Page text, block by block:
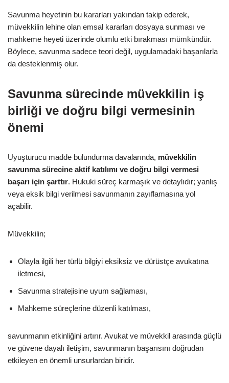
Savunma heyetinin bu kararları yakından takip ederek,
müvekkilin lehine olan emsal kararları dosyaya sunması ve
mahkeme heyeti üzerinde olumlu etki bırakması mümkündür.
Böylece, savunma sadece teori değil, uygulamadaki başarılarla
da desteklenmiş olur.
Savunma sürecinde müvekkilin iş
birliği ve doğru bilgi vermesinin
önemi
Uyuşturucu madde bulundurma davalarında, müvekkilin
savunma sürecine aktif katılımı ve doğru bilgi vermesi
başarı için şarttır. Hukuki süreç karmaşık ve detaylıdır; yanlış
veya eksik bilgi verilmesi savunmanın zayıflamasına yol
açabilir.
Müvekkilin;
Olayla ilgili her türlü bilgiyi eksiksiz ve dürüstçe avukatına
iletmesi,
Savunma stratejisine uyum sağlaması,
Mahkeme süreçlerine düzenli katılması,
savunmanın etkinliğini artırır. Avukat ve müvekkil arasında güçlü
ve güvene dayalı iletişim, savunmanın başarısını doğrudan
etkileyen en önemli unsurlardan biridir.